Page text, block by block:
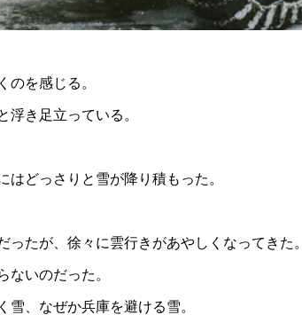
のを感じる。
浮き足立っている。
はどっさりと雪が降り積もった。
たが、徐々に雲行きがあやしくなってきた。
ないのだった。
、なぜか兵庫を避ける雪。